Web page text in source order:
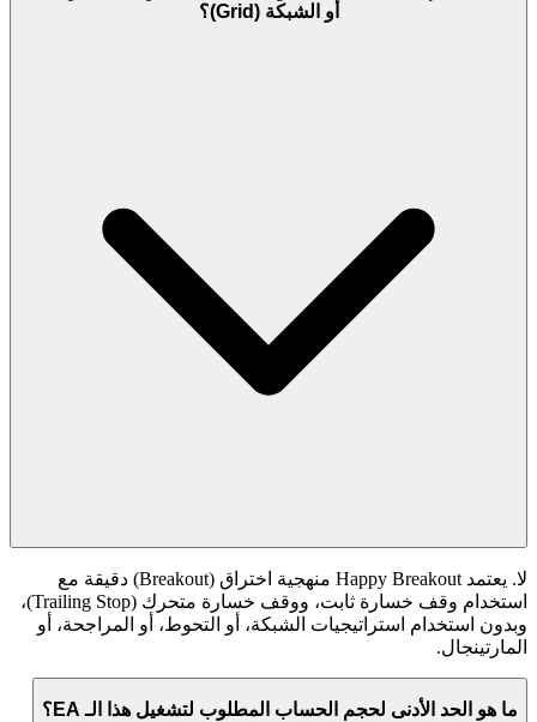
أو الشبكة (Grid)؟
لا. يعتمد Happy Breakout منهجية اختراق (Breakout) دقيقة مع
استخدام وقف خسارة ثابت، ووقف خسارة متحرك (Trailing Stop)،
وبدون استخدام استراتيجيات الشبكة، أو التحوط، أو المراجحة، أو
المارتينجال.
ما هو الحد الأدنى لحجم الحساب المطلوب لتشغيل هذا الـ EA؟